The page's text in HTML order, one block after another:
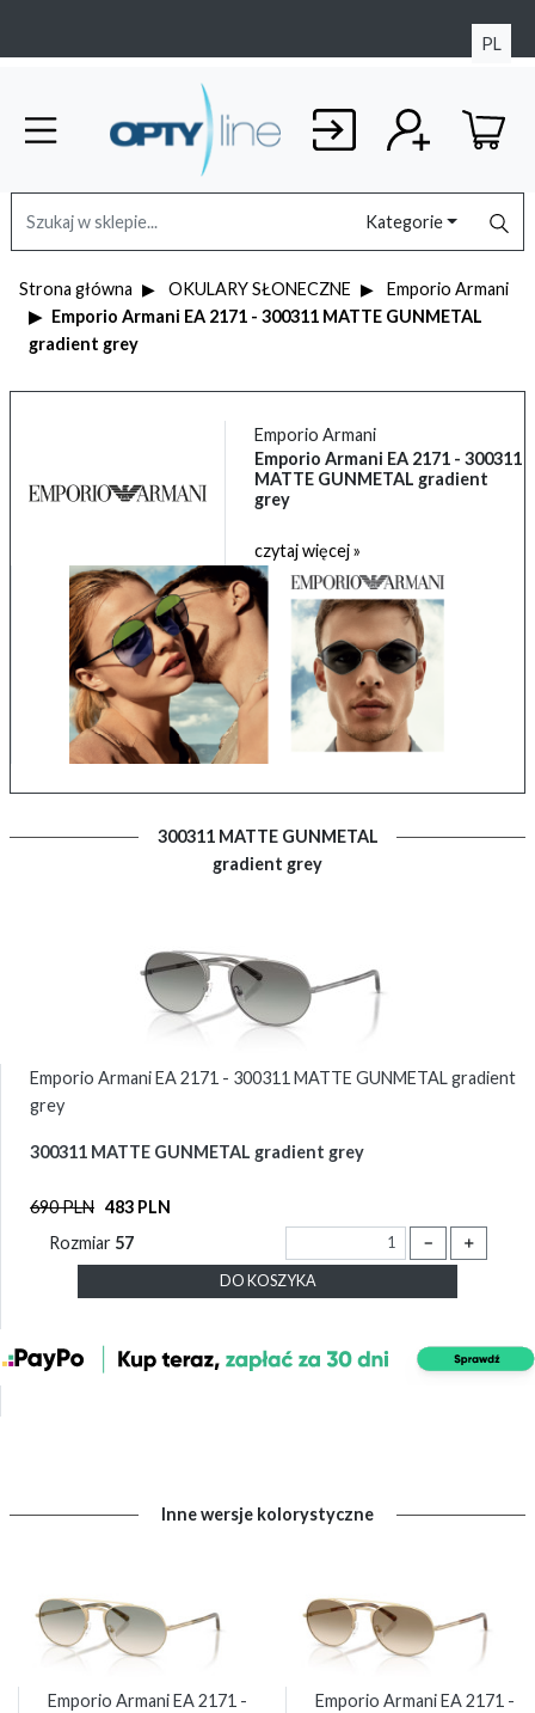
PL
Kategorie
Strona główna OKULARY SŁONECZNE
Emporio Armani
Emporio Armani EA 2171 - 300311 MATTE GUNMETAL
gradient grey
Emporio Armani
Emporio Armani EA 2171 - 300311
MATTE GUNMETAL gradient
grey
czytaj więcej »
300311 MATTE GUNMETAL
gradient grey
Emporio Armani EA 2171 - 300311 MATTE GUNMETAL gradient
grey
300311 MATTE GUNMETAL gradient grey
690 PLN 483 PLN
Rozmiar 57 － ＋
DO KOSZYKA
Inne wersje kolorystyczne
Emporio Armani EA 2171 -
Emporio Armani EA 2171 -